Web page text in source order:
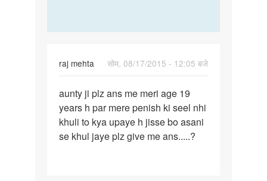
raj mehta
सोम, 08/17/2015 - 12:05 बजे
aunty
ji
plz
ans
aunty ji plz ans me meri age 19
years h par mere penish ki seel nhi
khuli to kya upaye h jisse bo asani
se khul jaye plz give me ans.....?